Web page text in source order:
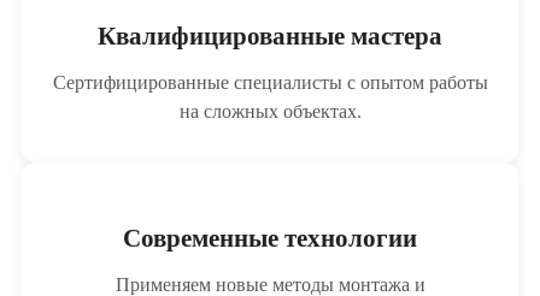
Квалифицированные мастера
Сертифицированные специалисты с опытом работы
на сложных объектах.
Современные технологии
Применяем новые методы монтажа и